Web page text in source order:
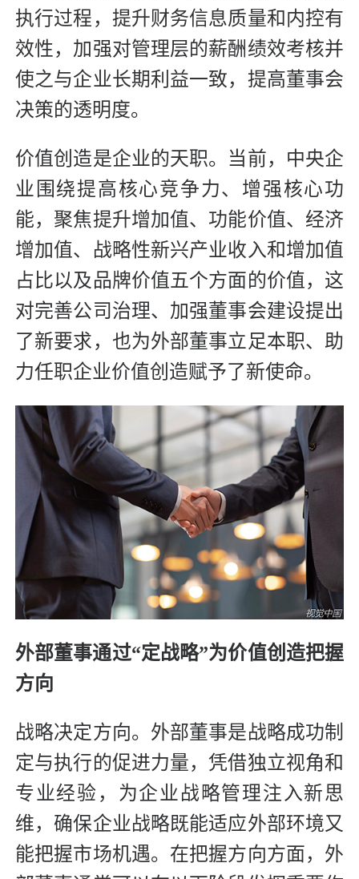
执行过程，提升财务信息质量和内控有
效性，加强对管理层的薪酬绩效考核并
使之与企业长期利益一致，提高董事会
决策的透明度。
价值创造是企业的天职。当前，中央企
业围绕提高核心竞争力、增强核心功
能，聚焦提升增加值、功能价值、经济
增加值、战略性新兴产业收入和增加值
占比以及品牌价值五个方面的价值，这
对完善公司治理、加强董事会建设提出
了新要求，也为外部董事立足本职、助
力任职企业价值创造赋予了新使命。
外部董事通过“定战略”为价值创造把握
方向
战略决定方向。外部董事是战略成功制
定与执行的促进力量，凭借独立视角和
专业经验，为企业战略管理注入新思
维，确保企业战略既能适应外部环境又
能把握市场机遇。在把握方向方面，外